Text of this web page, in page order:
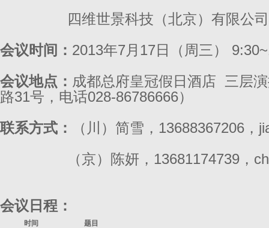
四维世景科技（北京）有限公司
会议时间： 2013年7月17日（周三）
会议地点： 成都总府皇冠假日酒店 三层
路31号，电话028-86786666）
联系方式：
（川）简雪，13688367206，
（京）陈妍，13681174739，
会议日程：
时间 题目